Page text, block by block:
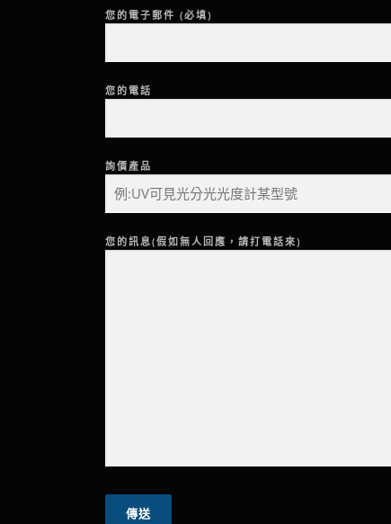
您的電子郵件 (必填)
您的電話
詢價產品
您的訊息(假如無人回應，請打電話來)